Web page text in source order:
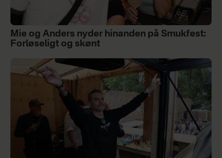
Mie og Anders nyder hinanden på Smukfest:
Forløseligt og skønt